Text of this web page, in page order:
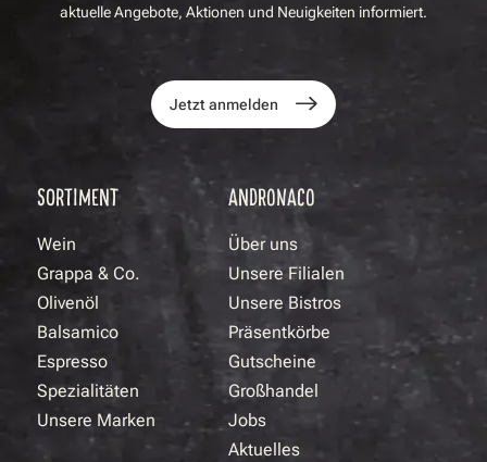
aktuelle Angebote, Aktionen und Neuigkeiten informiert.
Jetzt anmelden
SORTIMENT
Wein
Grappa & Co.
Olivenöl
Balsamico
Espresso
Spezialitäten
Unsere Marken
ANDRONACO
Über uns
Unsere Filialen
Unsere Bistros
Präsentkörbe
Gutscheine
Großhandel
Jobs
Aktuelles